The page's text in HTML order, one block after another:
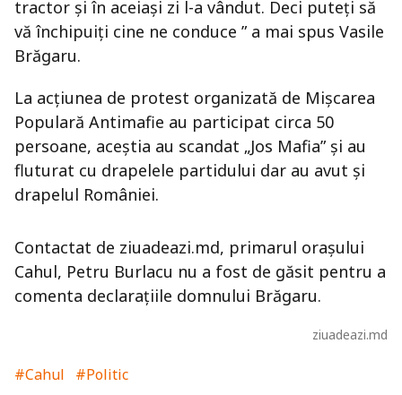
tractor și în aceiași zi l-a vândut. Deci puteți să
vă închipuiți cine ne conduce ” a mai spus Vasile
Brăgaru.
La acţiunea de protest organizată de Mişcarea
Populară Antimafie au participat circa 50
persoane, aceştia au scandat „Jos Mafia” şi au
fluturat cu drapelele partidului dar au avut şi
drapelul României.
Contactat de ziuadeazi.md, primarul orașului
Cahul, Petru Burlacu nu a fost de găsit pentru a
comenta declarațiile domnului Brăgaru.
ziuadeazi.md
#Cahul
#Politic